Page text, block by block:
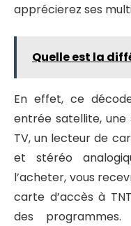
apprécierez ses
Quelle est la
En effet, ce
entrée satellite, une
TV, un lecteur de
et stéréo
l’acheter, vous
carte d’accès à
des